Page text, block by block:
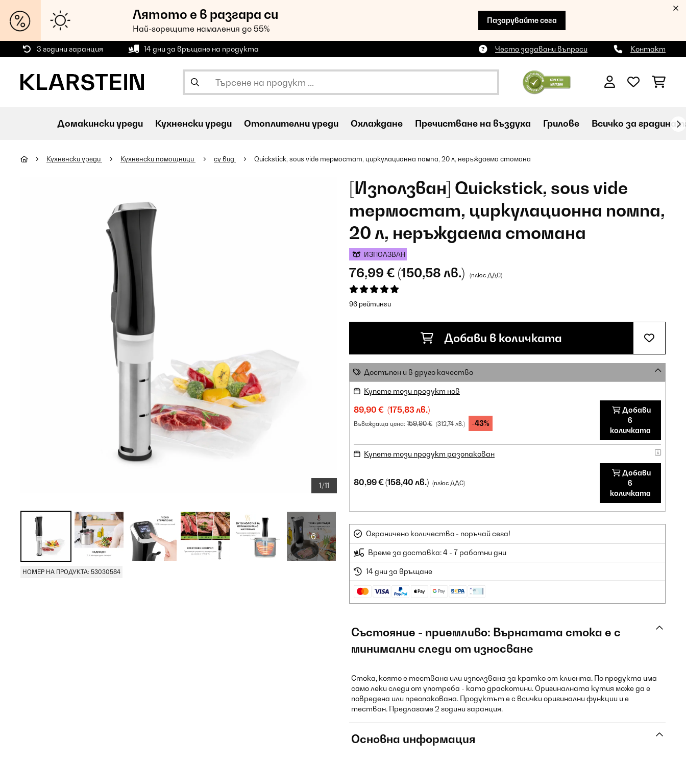
Лятото е в разгара си
Най-горещите намаления до 55%
Пазарувайте сега
3 години гаранция 14 дни за връщане на продукта Често задавани въпроси Контакт
Домакински уреди Кухненски уреди Oтоплителни уреди Охлаждане Пречистване на въздуха Грилове Всичко за
Кухненски уреди Кухненски помощници су вид Quickstick, sous vide термостат, циркулационна помпа, 20 л, неръждаема стомана
1/11
+6
НОМЕР НА ПРОДУКТА: 53030584
[Използван] Quickstick, sous vide
термостат, циркулационна помпа,
20 л, неръждаема стомана
ИЗПОЛЗВАН
76,99 € (150,58 лв.) (плюс ДДС)
96 рейтинги
Добави в количката
Достъпен и в друго качество
Купете този продукт нов
89,90 € (175,83 лв.)
Въвеждаща цена: 159,90 € (312,74 лв.) -43%
Добави
в
количката
Купете този продукт разопакован
80,99 €(158,40 лв.) (плюс ДДС)
Добави
в
количката
Ограничено количество - поръчай сега!
Време за доставка: 4 - 7 работни дни
14 дни за връщане
Състояние - приемливо: Върнатата стока е с
минимални следи от износване
Стока, която е тествана или използвана за кратко от клиента. По продукта има
само леки следи от употреба - като драскотини. Оригиналната кутия може да е
повредена или преопакована. Продуктът е с всички оригинални функции и е
тестван. Предлагаме 2 години гаранция.
Основна информация